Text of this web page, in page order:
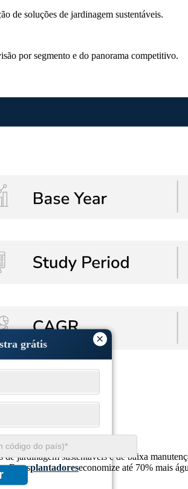
×
grátis
de soluções de jardinagem sustentáveis.
por segmento e do panorama competitivo.
jardinagem sustentáveis ​​e de baixa
Essesplantadoreseconomize até 70% mais